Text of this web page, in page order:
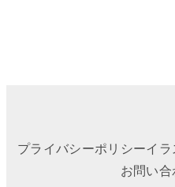
プライバシーポリシーイ
お問い